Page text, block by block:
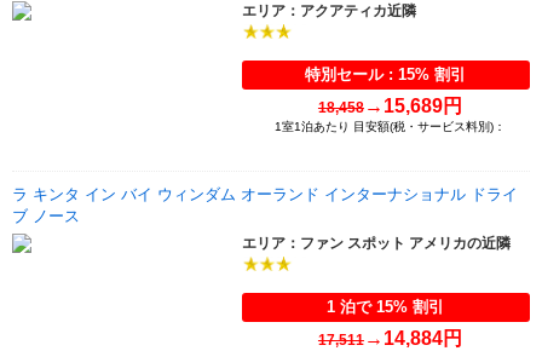
エリア： アクアティカ近隣
特別セール : 15% 割引
18,458→ 15,689円
1室1泊あたり 目安額(税・サービス料別)：
ラ キンタ イン バイ ウィンダム オーランド インターナショナル ドライ
ブ ノース
エリア： ファン スポット アメリカの近隣
1 泊で 15% 割引
17,511→ 14,884円